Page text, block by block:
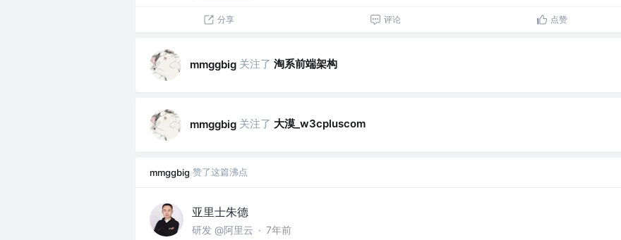
分享 评论 点赞
mmggbig 关注了 淘系前端架构
mmggbig 关注了 大漠_w3cpluscom
mmggbig 赞了这篇沸点
亚里士朱德
研发 @阿里云 · 7年前